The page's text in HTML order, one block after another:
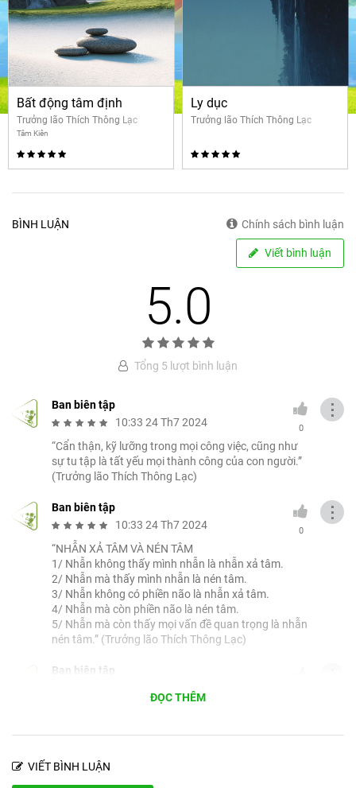
Bất động tâm định
Trưởng lão Thích Thông Lạc
Tâm Kiên
Ly dục
Trưởng lão Thích Thông Lạc
BÌNH LUẬN Chính sách bình luận
Viết bình luận
5.0
Tổng 5 lượt bình luận
Ban biên tập
10:33 24 Th7 2024
0
“Cẩn thận, kỹ lưỡng trong mọi công việc, cũng như
sự tu tập là tất yếu mọi thành công của con người.”
(Trưởng lão Thích Thông Lạc)
⋮
Ban biên tập
10:33 24 Th7 2024
0
“NHẪN XẢ TÂM VÀ NÉN TÂM
1/ Nhẫn không thấy mình nhẫn là nhẫn xả tâm.
2/ Nhẫn mà thấy mình nhẫn là nén tâm.
3/ Nhẫn không có phiền não là nhẫn xả tâm.
4/ Nhẫn mà còn phiền não là nén tâm.
5/ Nhẫn mà còn thấy mọi vấn đề quan trọng là nhẫn
nén tâm.” (Trưởng lão Thích Thông Lạc)
⋮
Ban biên tập
10:33 24 Th7 2024
1- Cẩn thận
2- Kỹ lưỡng
ĐỌC THÊM
VIẾT BÌNH LUẬN